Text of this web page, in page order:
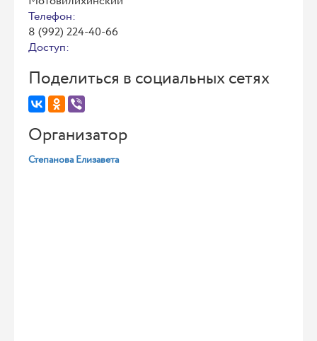
Телефон:
8 (992) 224-40-66
Доступ:
Поделиться в социальных сетях
Организатор
Степанова Елизавета